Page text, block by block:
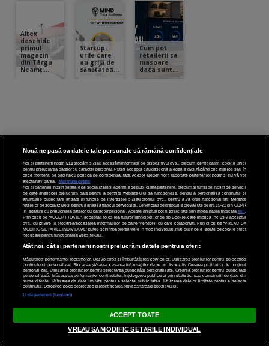
Recomandat pentru tine
mijlocul unui scandal uriaș:
ce au descoperit polițiștii
Nouă ne pasă ca datele tale personale să rămână confidențiale
Noi și partenerii noștri 610stocăm și/sau accesăm informații pe dispozitivul dvs., precum identificatorii cookie unici
pentru prelucrarea datelor cu caracter personal. Puteți accepta sau gestiona alegerile dvs. făcând clic mai jos sau în
orice moment, pe pagina cu politica de confidențialitate. Aceste alegeri vor fi raportate partenerilor noștri și nu vă vor
afecta navigarea.
Mai multe detalii
Noi si partenerii nostri (retelele de socializare si agentiile de publicitate partenere, precum si furnizorii nostri de servicii
de date analitice) prelucram date pentru a permite website-ului sa functioneze, pentru a personaliza continutul si
anunturile publicitare afisate in functie de interesele si/sau profilul dvs., pentru a va oferi functionalitati aferente
retelelor de socializare si pentru a analiza traficul pe website. Beneficiati de drepturile prevazute de art. 15-22 din GDPR
in legatura cu prelucrarea datelor cu caracter personal. Aceste drepturi pot fi exercitate prin modalitatea indicata aici
Prin click pe “ACCEPT TOATE”, acceptati folosirea tuturor Tehnologiilor de tip Cookie, care implica inclusiv acceptul
dvs. cu privire la stocarea/accesarea informatiilor de catre Vendor-ii cu care colaboram. Prin click pe “VREAU SA
MODIFIC SETARILE INDIVIDUAL” puteti schimba preferintele in mod individual, mai putin cele legate de cookie strict
necesare pentru functionarea website-ului.
Atât noi, cât și partenerii noștri prelucrăm datele pentru a oferi:
Măsurarea performanței reclamelor. Dezvoltarea și îmbunătățirea serviciilor. Utilizarea profilurilor pentru selectarea
conținutului personalizat. Stocarea și/sau accesarea informațiilor de pe un dispozitiv. Crearea profilurilor de conținut
personalizat. Utilizarea profilurilor pentru selectarea publicității personalizate. Crearea profilurilor pentru publicitate
personalizată. Măsurarea performanței conținutului. Înțelegerea publicului prin statistici sau combinații de date din
surse diferite. Utilizarea de date limitate pentru a selecta publicitatea. Utilizarea datelor limitate pentru a selecta
conținutul. Date precise de geolocație și identificarea prin scanarea dispozitivului.
Listă parteneri (furnizori)
ACCEPT TOATE
VREAU SA MODIFIC SETARILE INDIVIDUAL